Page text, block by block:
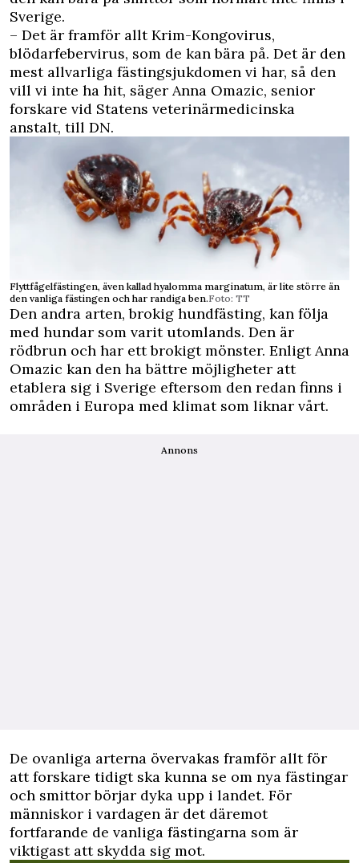
Sverige.
– Det är framför allt Krim-Kongovirus,
blödarfebervirus, som de kan bära på. Det är den
mest allvarliga fästingsjukdomen vi har, så den
vill vi inte ha hit, säger Anna Omazic, senior
forskare vid Statens veterinärmedicinska
anstalt, till DN.
Flyttfågelfästingen, även kallad hyalomma marginatum, är lite större än
den vanliga fästingen och har randiga ben.Foto: TT
Den andra arten, brokig hundfästing, kan följa
med hundar som varit utomlands. Den är
rödbrun och har ett brokigt mönster. Enligt Anna
Omazic kan den ha bättre möjligheter att
etablera sig i Sverige eftersom den redan finns i
områden i Europa med klimat som liknar vårt.
Annons
De ovanliga arterna övervakas framför allt för
att forskare tidigt ska kunna se om nya fästingar
och smittor börjar dyka upp i landet. För
människor i vardagen är det däremot
fortfarande de vanliga fästingarna som är
viktigast att skydda sig mot.